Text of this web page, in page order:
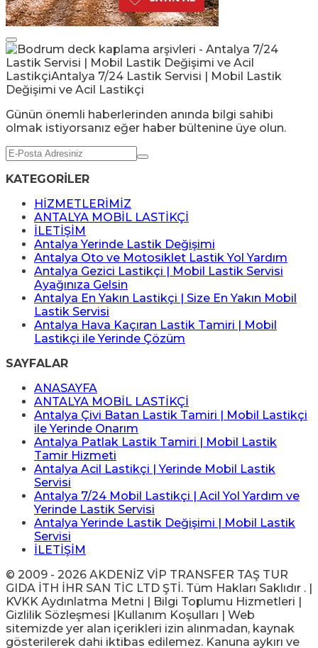
Günün önemli haberlerinden anında bilgi sahibi
olmak istiyorsanız eğer haber bültenine üye olun.
KATEGORİLER
HİZMETLERİMİZ
ANTALYA MOBİL LASTİKÇİ
İLETİŞİM
Antalya Yerinde Lastik Değişimi
Antalya Oto ve Motosiklet Lastik Yol Yardım
Antalya Gezici Lastikçi | Mobil Lastik Servisi
Ayağınıza Gelsin
Antalya En Yakın Lastikçi | Size En Yakın Mobil
Lastik Servisi
Antalya Hava Kaçıran Lastik Tamiri | Mobil
Lastikçi ile Yerinde Çözüm
SAYFALAR
ANASAYFA
ANTALYA MOBİL LASTİKÇİ
Antalya Çivi Batan Lastik Tamiri | Mobil Lastikçi
ile Yerinde Onarım
Antalya Patlak Lastik Tamiri | Mobil Lastik
Tamir Hizmeti
Antalya Acil Lastikçi | Yerinde Mobil Lastik
Servisi
Antalya 7/24 Mobil Lastikçi | Acil Yol Yardım ve
Yerinde Lastik Servisi
Antalya Yerinde Lastik Değişimi | Mobil Lastik
Servisi
İLETİŞİM
© 2009 - 2026 AKDENİZ VİP TRANSFER TAŞ TUR
GIDA İTH İHR SAN TİC LTD ŞTİ. Tüm Hakları Saklıdır . |
KVKK Aydınlatma Metni | Bilgi Toplumu Hizmetleri |
Gizlilik Sözleşmesi |Kullanım Koşulları | Web
sitemizde yer alan içerikleri izin alınmadan, kaynak
gösterilerek dahi iktibas edilemez. Kanuna aykırı ve